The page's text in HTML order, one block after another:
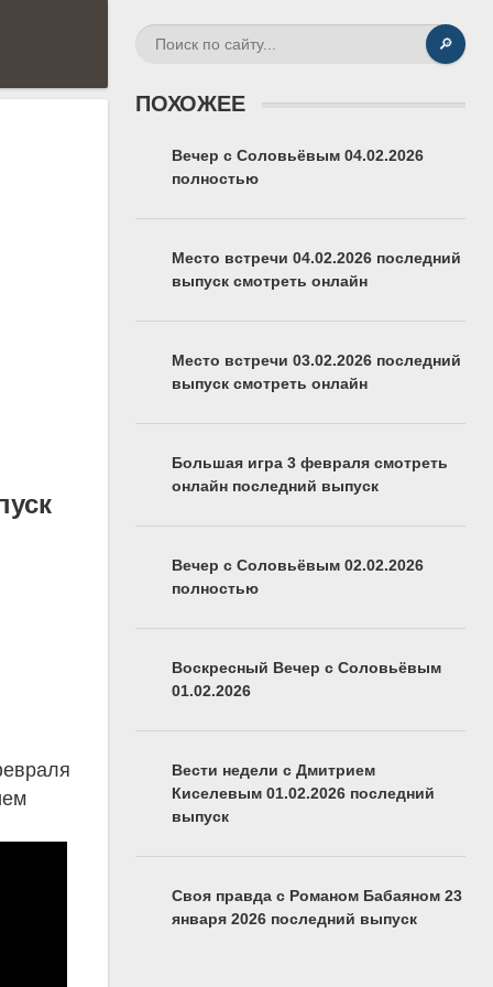
🔎
ПОХОЖЕЕ
Вечер с Соловьёвым 04.02.2026
полностью
Место встречи 04.02.2026 последний
выпуск смотреть онлайн
Место встречи 03.02.2026 последний
выпуск смотреть онлайн
Большая игра 3 февраля смотреть
онлайн последний выпуск
Вечер с Соловьёвым 02.02.2026
полностью
Воскресный Вечер с Соловьёвым
01.02.2026
Вести недели с Дмитрием
Киселевым 01.02.2026 последний
выпуск
Своя правда с Романом Бабаяном 23
января 2026 последний выпуск